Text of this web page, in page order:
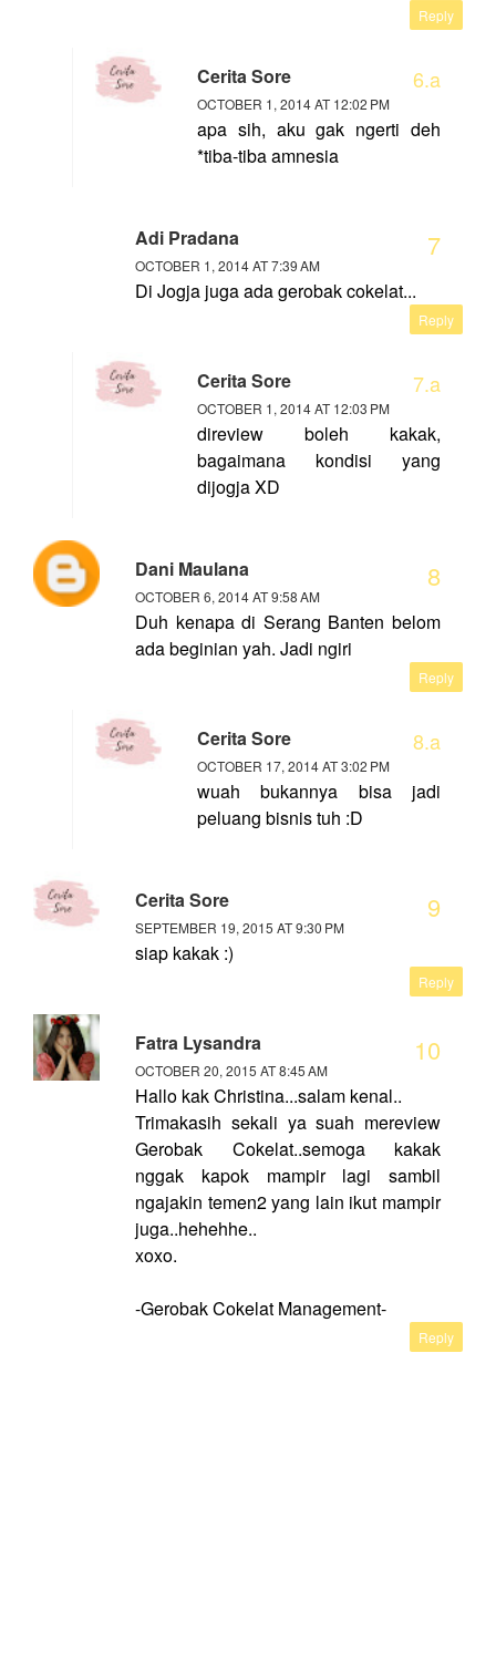
Reply
Cerita Sore
OCTOBER 1, 2014 AT 12:02 PM
apa sih, aku gak ngerti deh
*tiba-tiba amnesia
Adi Pradana
OCTOBER 1, 2014 AT 7:39 AM
Di Jogja juga ada gerobak cokelat...
Reply
Cerita Sore
OCTOBER 1, 2014 AT 12:03 PM
direview boleh kakak,
bagaimana kondisi yang
dijogja XD
Dani Maulana
OCTOBER 6, 2014 AT 9:58 AM
Duh kenapa di Serang Banten belom
ada beginian yah. Jadi ngiri
Reply
Cerita Sore
OCTOBER 17, 2014 AT 3:02 PM
wuah bukannya bisa jadi
peluang bisnis tuh :D
Cerita Sore
SEPTEMBER 19, 2015 AT 9:30 PM
siap kakak :)
Reply
Fatra Lysandra
OCTOBER 20, 2015 AT 8:45 AM
Hallo kak Christina...salam kenal..
Trimakasih sekali ya suah mereview
Gerobak Cokelat..semoga kakak
nggak kapok mampir lagi sambil
ngajakin temen2 yang lain ikut mampir
juga..hehehhe..
xoxo.
-Gerobak Cokelat Management-
Reply